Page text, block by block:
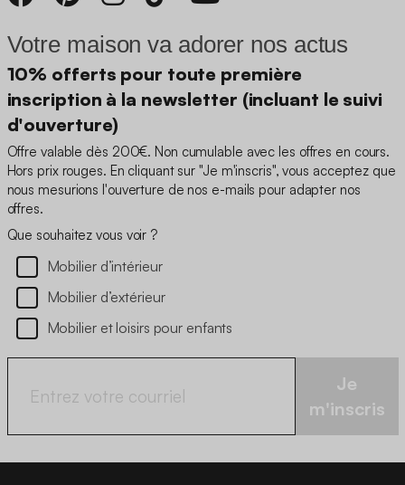
Votre maison va adorer nos actus
10% offerts pour toute première
inscription à la newsletter (incluant le suivi
d'ouverture)
Offre valable dès 200€. Non cumulable avec les offres en cours.
Hors prix rouges. En cliquant sur "Je m'inscris", vous acceptez que
nous mesurions l'ouverture de nos e-mails pour adapter nos
offres.
Que souhaitez vous voir ?
Mobilier d’intérieur
Mobilier d’extérieur
Mobilier et loisirs pour enfants
Je
m'inscris